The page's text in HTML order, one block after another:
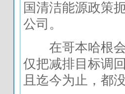
国清洁能源政策
公司。
在哥本哈根会
仅把减排目标调
且迄今为止，都